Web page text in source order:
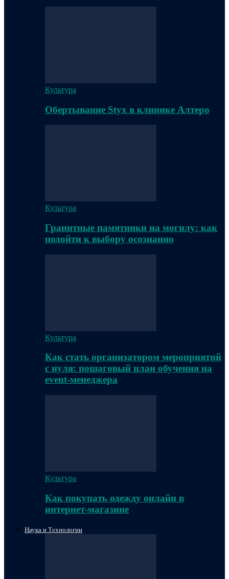
Культура
Обертывание Styx в клинике Алтеро
Культура
Гранитные памятники на могилу: как
подойти к выбору осознанно
Культура
Как стать организатором мероприятий
с нуля: пошаговый план обучения на
event-менеджера
Культура
Как покупать одежду онлайн в
интернет-магазине
Наука и Технологии